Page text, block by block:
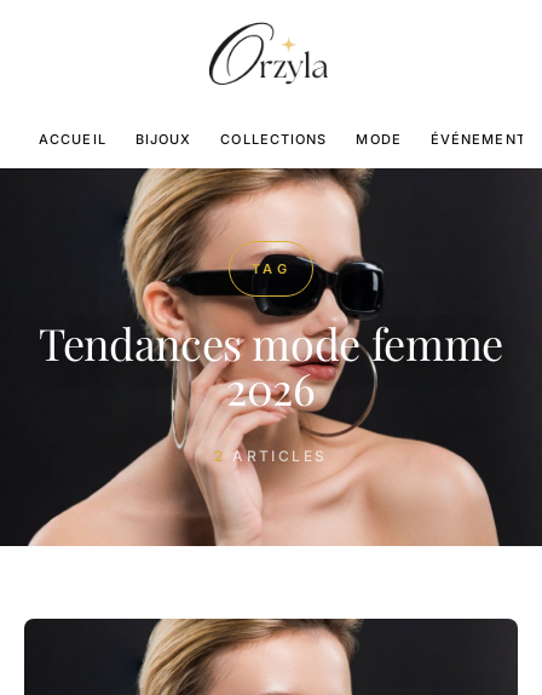
ACCUEIL BIJOUX COLLECTIONS MODE ÉVÉNEMENTS
TAG
Tendances mode femme
2026
2 ARTICLES